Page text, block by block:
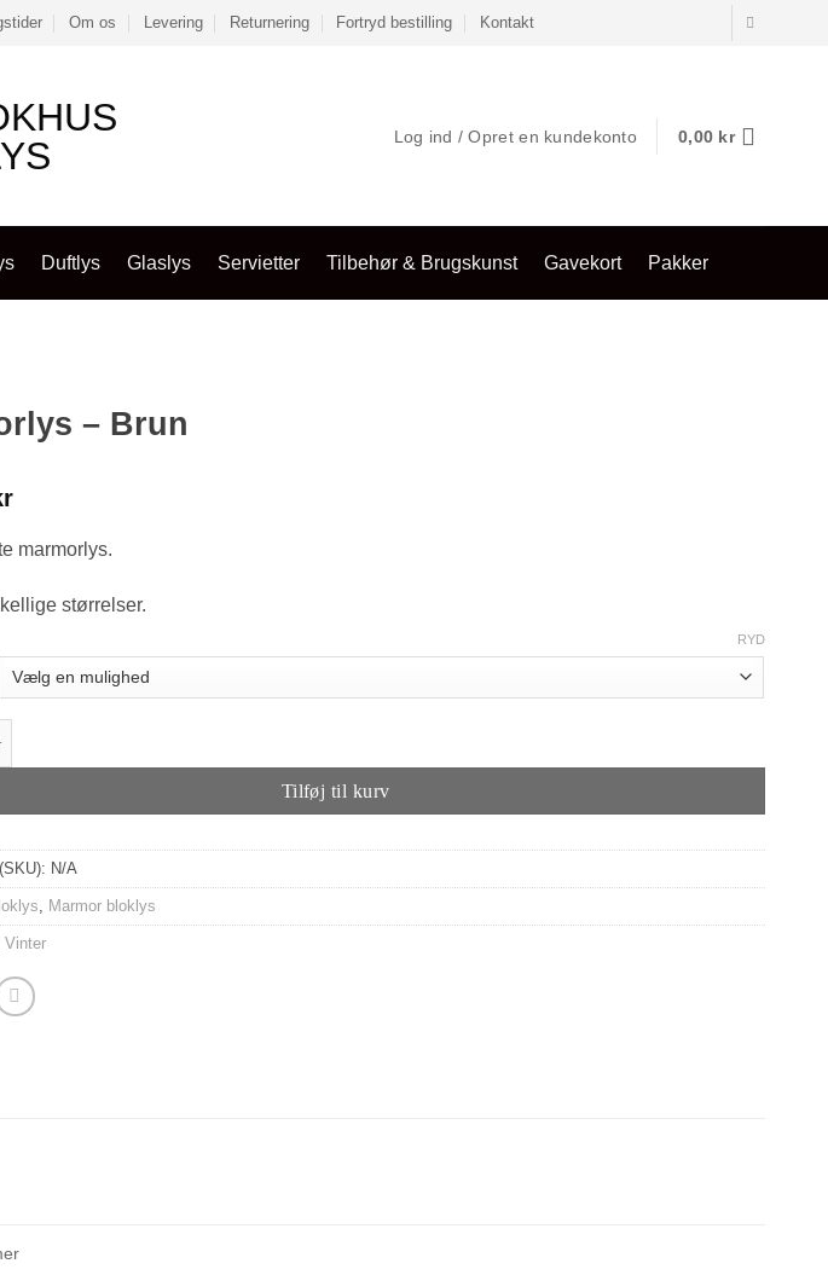
Om os Levering Returnering Fortryd bestilling Kontakt
Log ind / Opret en kundekonto 0,00 kr
Duftlys Glaslys Servietter Tilbehør & Brugskunst Gavekort Pakker
– Brun
marmorlys.
størrelser.
RYD
Brun antal
Tilføj til kurv
N/A
Marmor bloklys
Vinter